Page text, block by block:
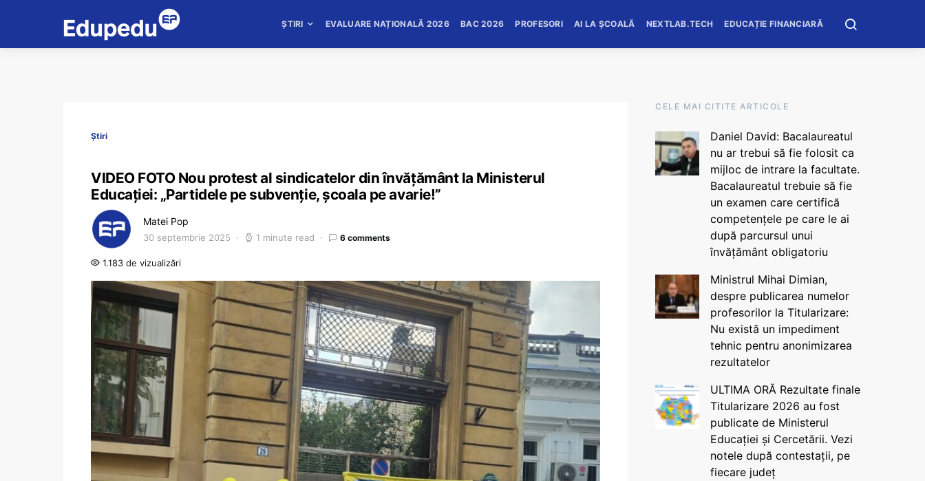
ȘTIRI EVALUARE NAȚIONALĂ 2026 BAC 2026 PROFESORI AI LA ȘCOALĂ NEXTLAB.TECH EDUCAȚIE FINANCIARĂ
Știri
VIDEO FOTO Nou protest al sindicatelor din învățământ la Ministerul
Educației: „Partidele pe subvenție, școala pe avarie!”
Matei Pop
30 septembrie 2025 1 minute read 6 comments
1.183 de vizualizări
CELE MAI CITITE ARTICOLE
Daniel David: Bacalaureatul
nu ar trebui să fie folosit ca
mijloc de intrare la facultate.
Bacalaureatul trebuie să fie
un examen care certifică
competențele pe care le ai
după parcursul unui
învățământ obligatoriu
Ministrul Mihai Dimian,
despre publicarea numelor
profesorilor la Titularizare:
Nu există un impediment
tehnic pentru anonimizarea
rezultatelor
ULTIMA ORĂ Rezultate finale
Titularizare 2026 au fost
publicate de Ministerul
Educației și Cercetării. Vezi
notele după contestații, pe
fiecare județ